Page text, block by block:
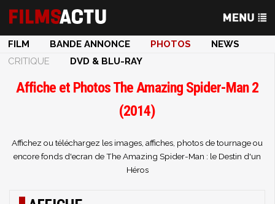
FILM BANDE ANNONCE PHOTOS
NEWS
CRITIQUE
DVD & BLU-RAY
Affiche et Photos The Amazing Spider-Man 2
(2014)
Affichez ou téléchargez les images, affiches, photos de tournage ou
encore fonds d'ecran de The Amazing Spider-Man : le Destin d'un
Héros